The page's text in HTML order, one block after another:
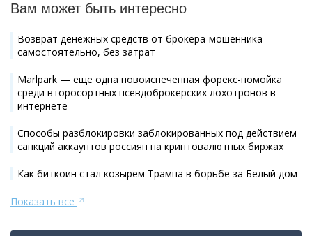
Вам может быть интересно
Возврат денежных средств от брокера-мошенника
самостоятельно, без затрат
Marlpark — еще одна новоиспеченная форекс-помойка
среди второсортных псевдоброкерских лохотронов в
интернете
Способы разблокировки заблокированных под действием
санкций аккаунтов россиян на криптовалютных биржах
Как биткоин стал козырем Трампа в борьбе за Белый дом
Показать все